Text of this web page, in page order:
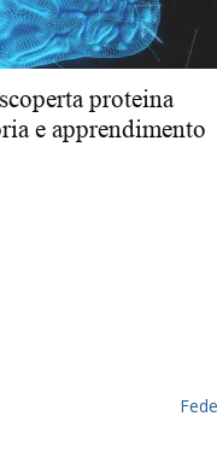
proteina
e apprendimento